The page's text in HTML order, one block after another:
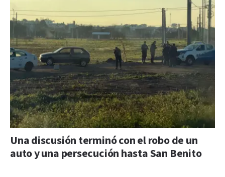
Una discusión terminó con el robo de un
auto y una persecución hasta San Benito